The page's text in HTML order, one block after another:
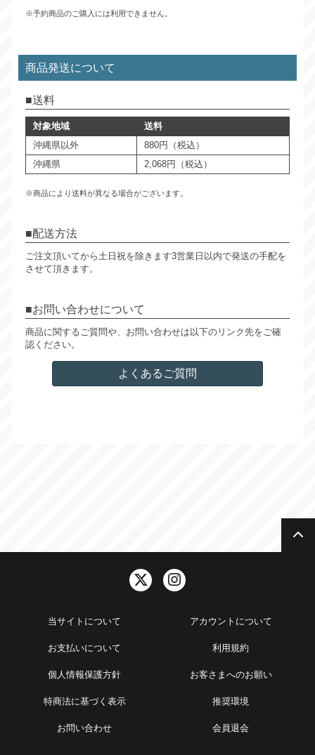
※予約商品のご購入には利用できません。
商品発送について
送料
対象地域
送料
沖縄県以外
880円（税込）
沖縄県
2,068円（税込）
※商品により送料が異なる場合がございます。
配送方法
ご注文頂いてから土日祝を除きます3営業日以内で発送の手配を
させて頂きます。
お問い合わせについて
商品に関するご質問や、お問い合わせは以下のリンク先をご確
認ください。
よくあるご質問
当サイトについて アカウントについて
お支払いについて 利用規約
個人情報保護方針 お客さまへのお願い
特商法に基づく表示 推奨環境
お問い合わせ 会員退会